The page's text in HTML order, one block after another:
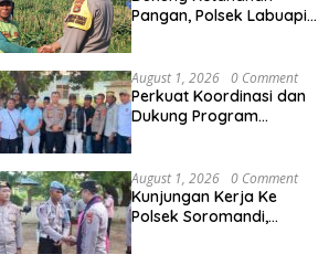
Pangan, Polsek Labuapi
Bongkot
August 1, 2026 0 Comment
Perkuat Koordinasi dan
Dukung Program
Silaturahmi Bersama
Pemdes Nggembe
August 1, 2026 0 Comment
Kunjungan Kerja Ke
Polsek Soromandi,